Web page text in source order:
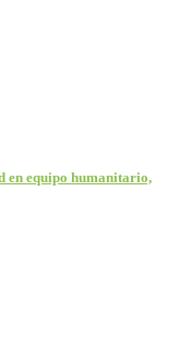
en equipo humanitario,